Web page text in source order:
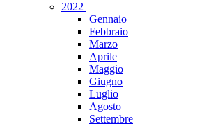
2022
Gennaio
Febbraio
Marzo
Aprile
Maggio
Giugno
Luglio
Agosto
Settembre